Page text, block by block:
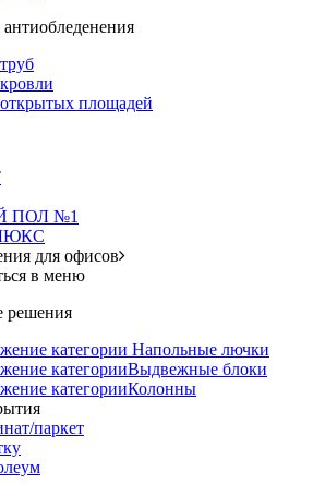
площадей
ПОЛ №1
для офисов
в меню
решения
Напольные лючки
Выдвежные блоки
Колонны
паркет